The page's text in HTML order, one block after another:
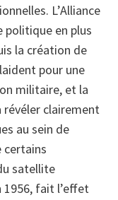
L’Alliance
politique en plus
la création de
pour une
militaire, et la
révéler clairement
au sein de
certains
satellite
1956, fait l’effet